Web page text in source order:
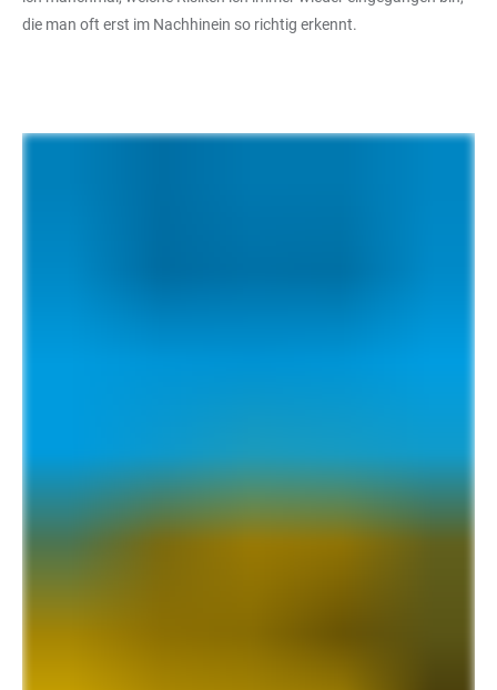
die man oft erst im Nachhinein so richtig erkennt.